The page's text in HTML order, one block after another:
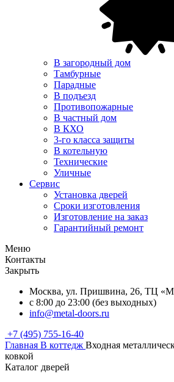
В загородный дом
Тамбурные
Парадные
В подъезд
Противопожарные
В частный дом
В КХО
3-го класса защиты
В котельную
Технические
Уличные
Сервис
Установка дверей
Сроки изготовления
Изготовление на заказ
Гарантийный ремонт
Меню
Контакты
Закрыть
Москва, ул. Пришвина, 26, ТЦ
с 8:00 до 23:00 (без выходных)
info@metal-doors.ru
+7 (495) 755-16-40
Главная В коттедж Входная
ковкой
Каталог дверей